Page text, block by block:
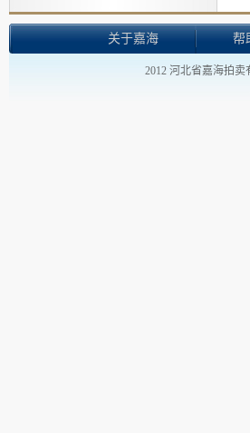
关于嘉海 帮
2012 河北省嘉海拍